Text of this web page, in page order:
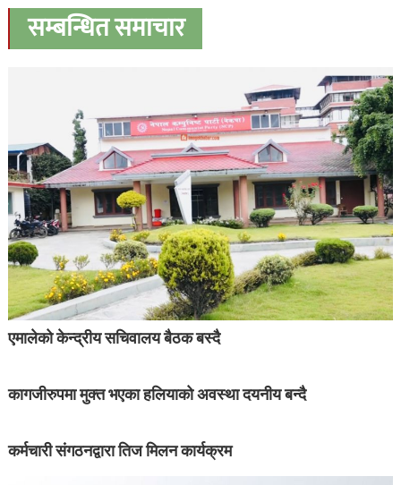
सम्बन्धित समाचार
एमालेको केन्द्रीय सचिवालय बैठक बस्दै
कागजीरुपमा मुक्त भएका हलियाको अवस्था दयनीय बन्दै
कर्मचारी संगठनद्वारा तिज मिलन कार्यक्रम